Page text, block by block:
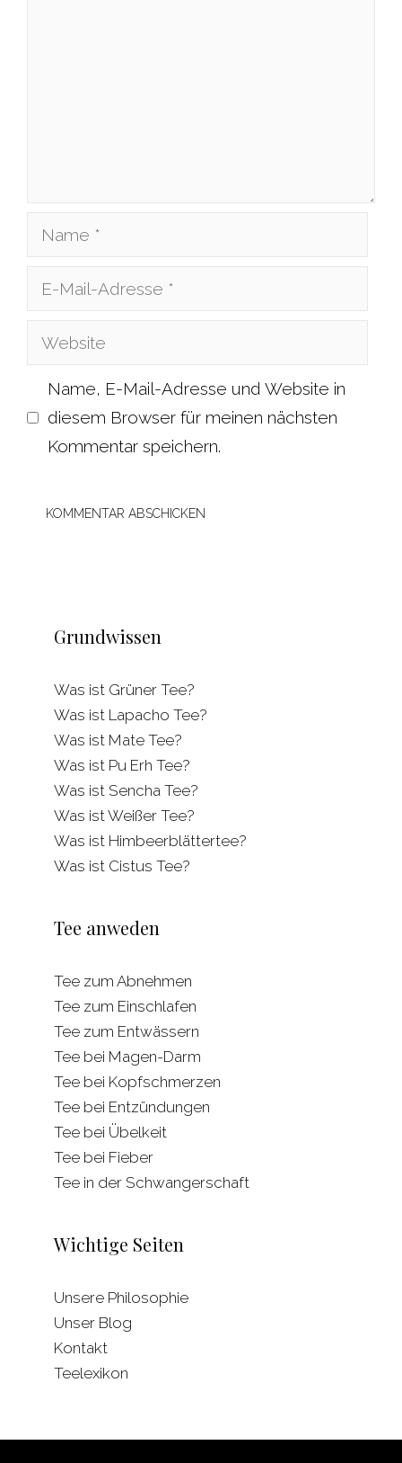
Name
E-
Adresse
Website
Name, E-Mail-Adresse und Website in
diesem Browser für meinen nächsten
Kommentar speichern.
Grundwissen
Was ist Grüner Tee?
Was ist Lapacho Tee?
Was ist Mate Tee?
Was ist Pu Erh Tee?
Was ist Sencha Tee?
Was ist Weißer Tee?
Was ist Himbeerblättertee?
Was ist Cistus Tee?
Tee anweden
Tee zum Abnehmen
Tee zum Einschlafen
Tee zum Entwässern
Tee bei Magen-Darm
Tee bei Kopfschmerzen
Tee bei Entzündungen
Tee bei Übelkeit
Tee bei Fieber
Tee in der Schwangerschaft
Wichtige Seiten
Unsere Philosophie
Unser Blog
Kontakt
Teelexikon